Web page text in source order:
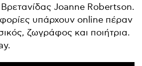
Joanne Robertson.
υπάρχουν online πέραν
ζωγράφος και ποιήτρια.